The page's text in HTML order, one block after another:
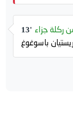
13' جزاء
باسوغوغ